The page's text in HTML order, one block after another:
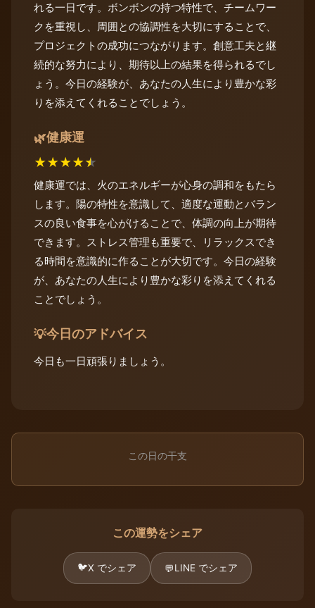
れる一日です。ボンボンの持つ特性で、チームワー
クを重視し、周囲との協調性を大切にすることで、
プロジェクトの成功につながります。創意工夫と継
続的な努力により、期待以上の結果を得られるでし
ょう。今日の経験が、あなたの人生により豊かな彩
りを添えてくれることでしょう。
🌿健康運
★★★★★
健康運では、火のエネルギーが心身の調和をもたら
します。陽の特性を意識して、適度な運動とバラン
スの良い食事を心がけることで、体調の向上が期待
できます。ストレス管理も重要で、リラックスでき
る時間を意識的に作ることが大切です。今日の経験
が、あなたの人生により豊かな彩りを添えてくれる
ことでしょう。
💡今日のアドバイス
今日も一日頑張りましょう。
この日の干支
この運勢をシェア
🐦X でシェア 💬LINE でシェア